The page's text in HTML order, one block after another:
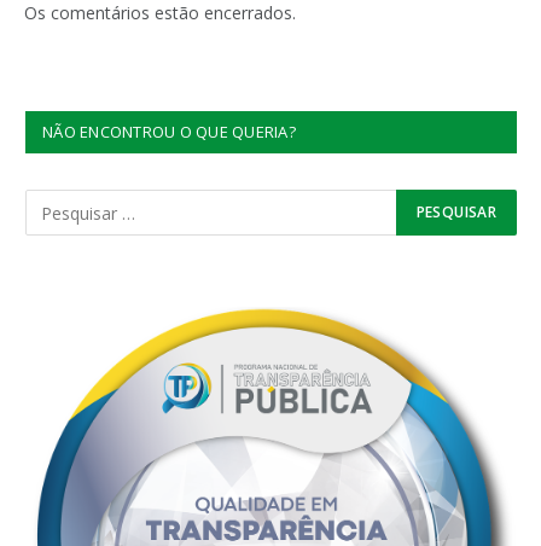
Os comentários estão encerrados.
NÃO ENCONTROU O QUE QUERIA?